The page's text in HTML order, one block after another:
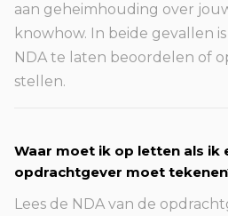
aan geheimhouding over
knowhow. In beide gevallen
NDA te laten beoordelen of
stellen.
Waar moet ik op letten als ik
opdrachtgever moet
Lees de NDA van de